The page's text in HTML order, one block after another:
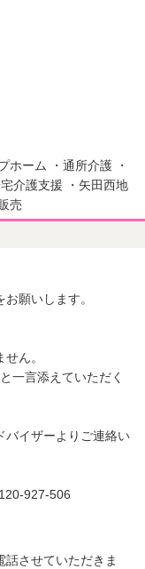
ホーム ・通所介護 ・
介護支援 ・矢田西地
売
願いします。
ん。
一言添えていただく
バイザーよりご連絡い
927-506
させていただきま